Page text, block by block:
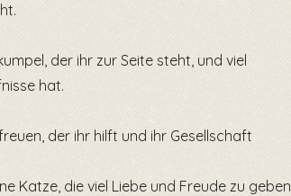
der ihr zur Seite steht, und viel
hat.
der ihr hilft und ihr Gesellschaft
Katze, die viel Liebe und Freude zu geben